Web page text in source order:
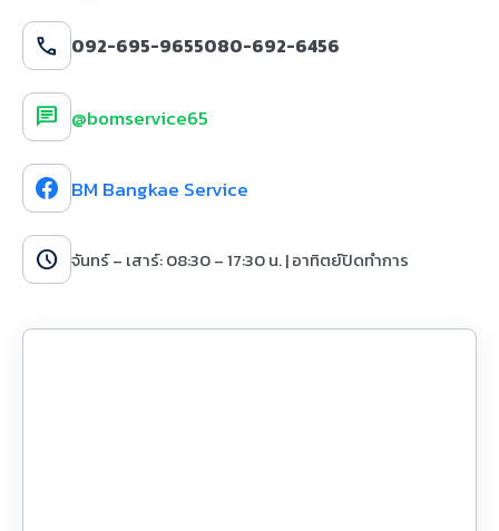
call 092-695-9655080-692-6456
chat @bomservice65
BM Bangkae Service
schedule จันทร์ – เสาร์: 08:30 – 17:30 น. | อาทิตย์ปิดทำการ